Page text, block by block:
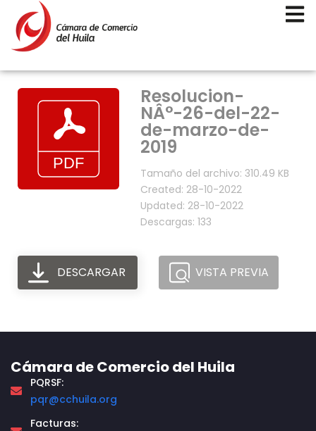
Resolucion-
NÂ°-26-del-22-
de-marzo-de-
2019
Tamaño del archivo: 310.49 KB
Created: 28-10-2022
Updated: 28-10-2022
Descargas: 133
DESCARGAR VISTA PREVIA
Cámara de Comercio del Huila
PQRSF:
pqr@cchuila.org
Facturas: